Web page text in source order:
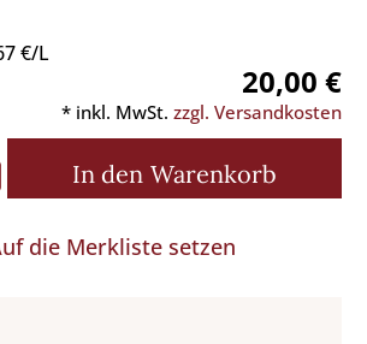
€/L
20,00 €
* inkl. MwSt.zzgl. Versandkosten
In den Warenkorb
die Merkliste setzen